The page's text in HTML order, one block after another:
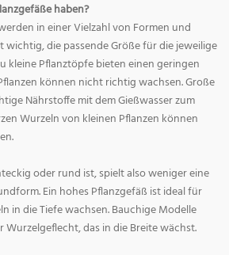
haben?
in einer Vielzahl von Formen und
wichtig, die passende Größe für die jeweilige
kleine Pflanztöpfe bieten einen geringen
können nicht richtig wachsen. Große
Nährstoffe mit dem Gießwasser zum
Wurzeln von kleinen Pflanzen können
oder rund ist, spielt also weniger eine
Ein hohes Pflanzgefäß ist ideal für
in die Tiefe wachsen. Bauchige Modelle
das in die Breite wächst.